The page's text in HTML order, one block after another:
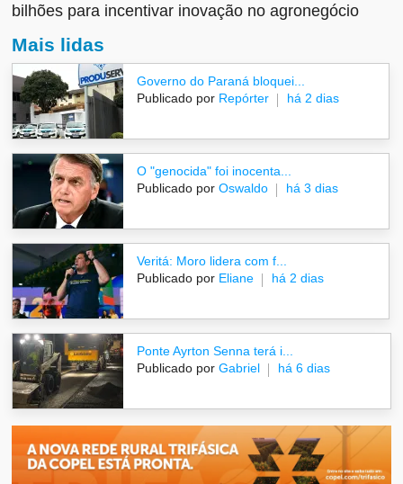
bilhões para incentivar inovação no agronegócio
Mais lidas
Governo do Paraná bloquei...
Publicado por Repórter há 2 dias
O "genocida" foi inocenta...
Publicado por Oswaldo há 3 dias
Veritá: Moro lidera com f...
Publicado por Eliane há 2 dias
Ponte Ayrton Senna terá i...
Publicado por Gabriel há 6 dias